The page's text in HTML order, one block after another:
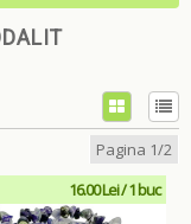
Pagina 1/2
16.00 Lei / 1 buc